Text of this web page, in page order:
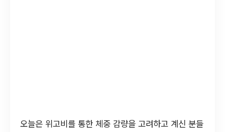
오늘은 위고비를 통한 체중 감량을 고려하고 계신 분들